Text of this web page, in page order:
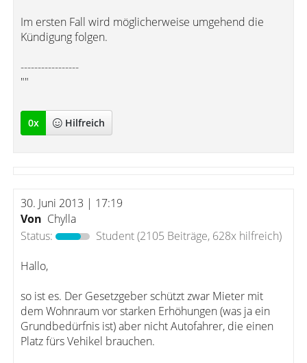
Im ersten Fall wird möglicherweise umgehend die
Kündigung folgen.
-----------------
""
0x Hilfreich
30. Juni 2013 | 17:19
Von Chylla
Status:
Student(2105 Beiträge, 628x hilfreich)
Hallo,
so ist es. Der Gesetzgeber schützt zwar Mieter mit
dem Wohnraum vor starken Erhöhungen (was ja ein
Grundbedürfnis ist) aber nicht Autofahrer, die einen
Platz fürs Vehikel brauchen.